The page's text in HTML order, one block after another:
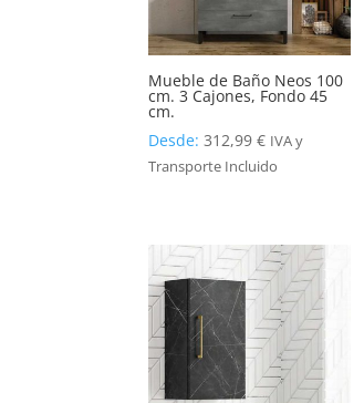
Mueble de Baño Neos 100
cm. 3 Cajones, Fondo 45
cm.
Desde:312,99€ IVA y
Transporte Incluido